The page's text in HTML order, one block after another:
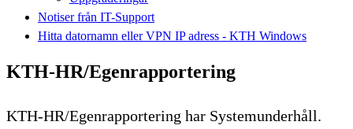
Notiser från IT-Support
Hitta datornamn eller VPN IP adress - KTH Windows
KTH-HR/Egenrapportering
KTH-HR/Egenrapportering har Systemunderhåll.